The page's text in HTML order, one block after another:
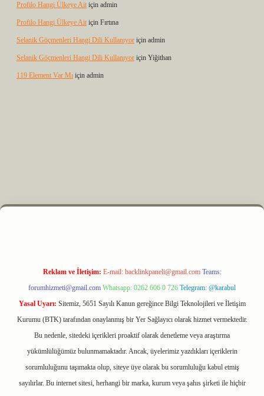
Profilo Hangi Ülkeye Ait için admin
Profilo Hangi Ülkeye Ait için Fırtına
Selanik Göçmenleri Hangi Dili Kullanıyor için admin
Selanik Göçmenleri Hangi Dili Kullanıyor için Yiğithan
119 Element Var Mı için admin
Reklam ve İletişim: E-mail: backlinkpaneli@gmail.com Teams:
forumhizmeti@gmail.com Whatsapp: 0262 606 0 726 Telegram: @karabul
Yasal Uyarı: Sitemiz, 5651 Sayılı Kanun gereğince Bilgi Teknolojileri ve İletişim
Kurumu (BTK) tarafından onaylanmış bir Yer Sağlayıcı olarak hizmet vermektedir.
Bu nedenle, sitedeki içerikleri proaktif olarak denetleme veya araştırma
yükümlülüğümüz bulunmamaktadır. Ancak, üyelerimiz yazdıkları içeriklerin
sorumluluğunu taşımakta olup, siteye üye olarak bu sorumluluğu kabul etmiş
sayılırlar. Bu internet sitesi, herhangi bir marka, kurum veya şahıs şirketi ile hiçbir